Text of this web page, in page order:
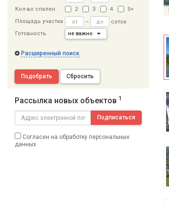
Кол-во спален 2 3 4
5+
Площадь участка
–
соток
Готовность
не важно
Расширенный поиск
Подобрать Сбросить
Рассылка новых объектов 1
Подписаться
Согласен на обработку персональных
данных